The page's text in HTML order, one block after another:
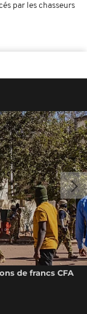
par les chasseurs
de francs CFA